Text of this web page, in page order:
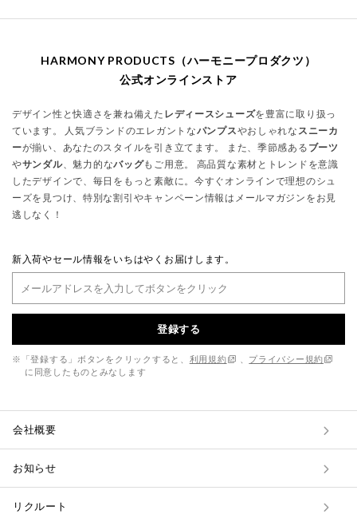
HARMONY PRODUCTS（ハーモニープロダクツ）
公式オンラインストア
デザイン性と快適さを兼ね備えた レディースシューズを豊富に取り扱っ
ています。 人気ブランドのエレガントなパンプスやおしゃれな スニーカ
ーが揃い、あなたのスタイルを引き立てます。 また、季節感ある ブーツ
やサンダル、魅力的なバッグもご用意。 高品質な素材とトレンドを意識
したデザインで、毎日をもっと素敵に。今すぐオンラインで理想のシュ
ーズを見つけ、特別な割引やキャンペーン情報はメールマガジンをお見
逃しなく！
新入荷やセール情報をいちはやくお届けします。
登録する
※「登録する」ボタンをクリックすると、 利用規約
プライバシー規約
に同意したものとみなします
会社概要
お知らせ
リクルート